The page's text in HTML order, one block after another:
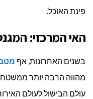
פינת האוכל.
האי המרכזי:
בשנים האחרונות, אף
מהווה הרבה יותר ממשטח
עולם הבישול לעולם